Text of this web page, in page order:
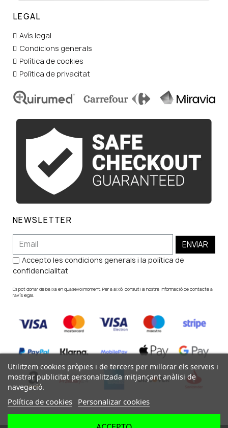
LEGAL
Avís legal
Condicions generals
Política de cookies
Política de privacitat
NEWSLETTER
ENVIAR
Accepto les condicions generals i la política de
confidencialitat
Es pot donar de baixa en qualsevol moment. Per a això, consulti la nostra informació de contacte a
l'avís legal.
Utilitzem cookies pròpies i de tercers per millorar els serveis i
mostrar publicitat personalitzada mitjançant anàlisi de
navegació.
Política de cookies Personalizar cookies